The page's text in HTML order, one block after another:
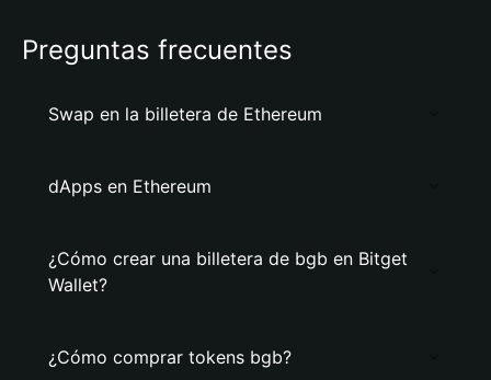
Preguntas frecuentes
Swap en la billetera de Ethereum
dApps en Ethereum
¿Cómo crear una billetera de bgb en Bitget
Wallet?
¿Cómo comprar tokens bgb?